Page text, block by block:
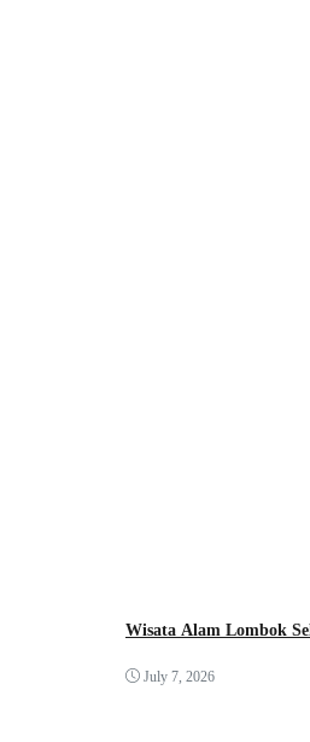
Wisata Alam Lombok
July 7, 2026